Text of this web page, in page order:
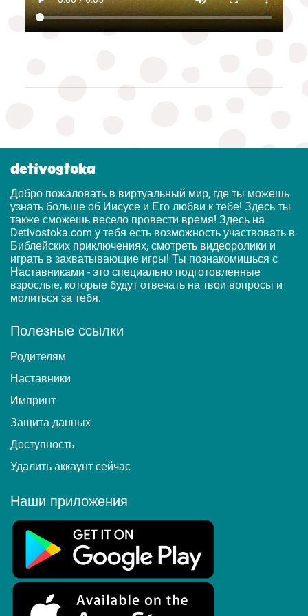
detivostoka
Добро пожаловать в виртуальный мир, где ты можешь
узнать больше об Иисусе и Его любви к тебе! Здесь ты
также сможешь весело провести время! Здесь на
Detivostoka.com у тебя есть возможность участвовать в
Библейских приключениях, смотреть видеоролики и
играть в захватывающие игры! Ты познакомишься с
Наставниками - это специально подготовленные
взрослые, которые будут отвечать на твои вопросы и
молиться за тебя.
Полезные ссылки
Родителям
Наставники
Импринт
Защита данных
Доступность
Удалить аккаунт сейчас
Наши приложения